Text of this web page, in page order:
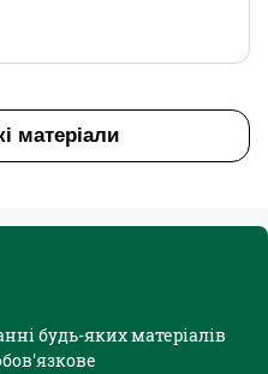
матеріали
будь-яких матеріалів